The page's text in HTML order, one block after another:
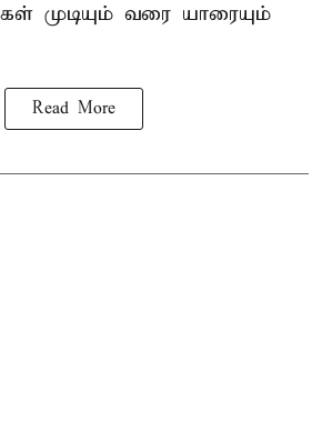
முடியும் வரை யாரையும்
Read More